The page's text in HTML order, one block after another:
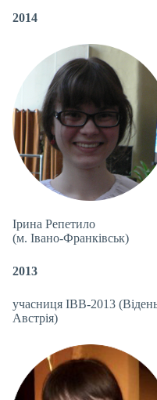
2014
Ірина Репетило
(м. Івано-Франківськ)
2013
учасниця IBB-2013
Австрія)